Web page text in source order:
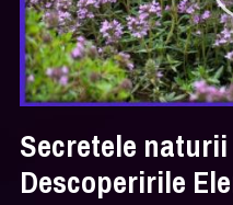
Secretele
Descoperirile